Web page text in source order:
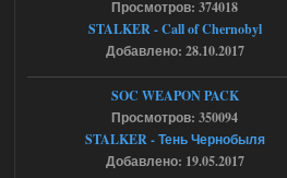
Stalker-Mods-Clan-su
Ответить ➤
Объединенный Пак 2 + OGSR +
Просмотров: 374018
STALKER - Call of Chernobyl
Добавлено: 28.10.2017
SOC WEAPON PACK
Просмотров: 350094
STALKER - Тень Чернобыля
Добавлено: 19.05.2017